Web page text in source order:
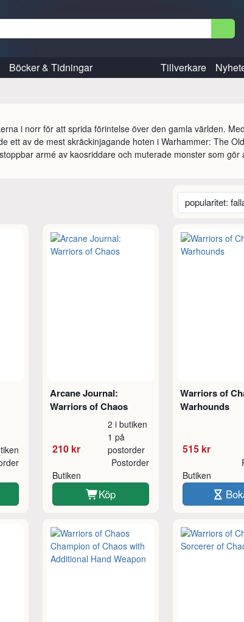
Böcker & Tidningar Tillverkare
i norr för att sprida förintelse över den gamla världen.
ett av de mest skräckinjagande hoten i Warhammer: The
armé av kaosriddare och muterade monster som gör
Arcane Journal:
Warriors of Chaos
210 kr
2 i butiken
1 på
postorder
Butiken
Postorder
Köp
Warriors of
Warhounds
515 kr
Butiken